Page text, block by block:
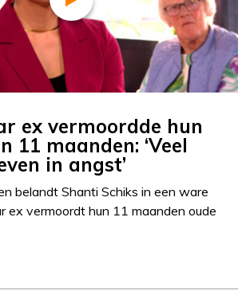
ex vermoordde hun
11 maanden: ‘Veel
in angst’
belandt Shanti Schiks in een ware
ex vermoordt hun 11 maanden oude